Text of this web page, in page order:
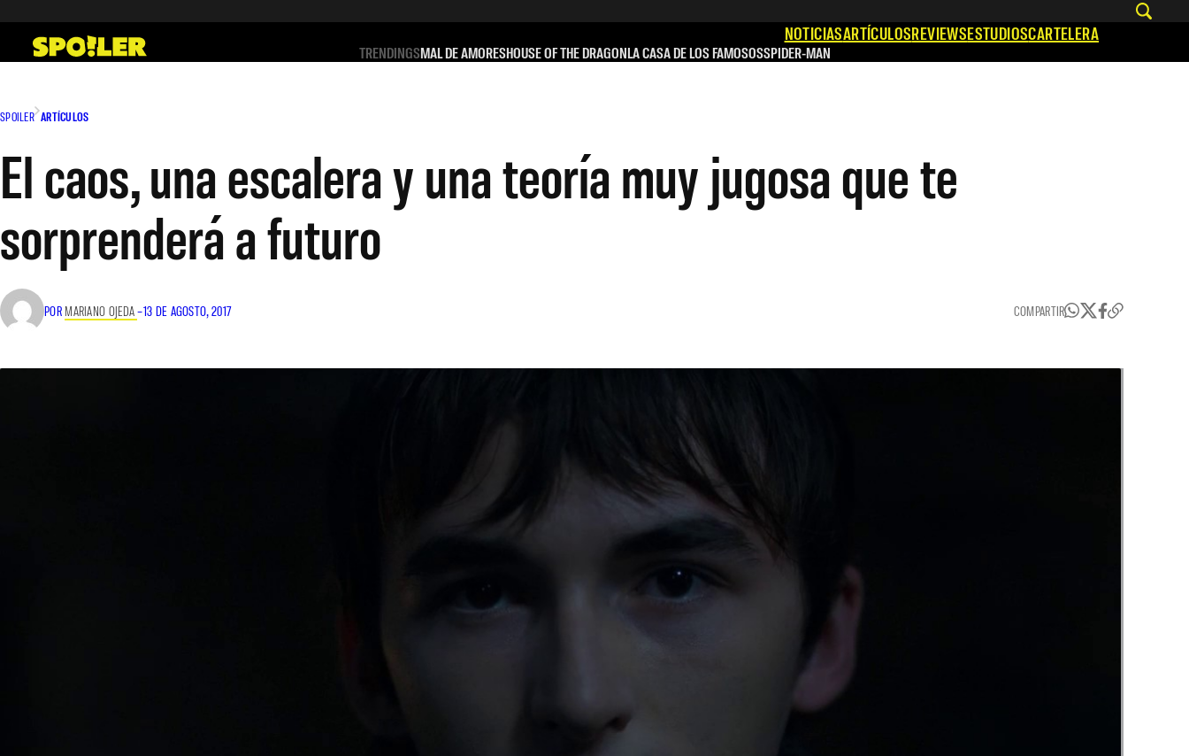
contenido
NOTICIASARTÍCULOSREVIEWSESTUDIOSCARTELERA
TRENDINGSMAL DE AMORESHOUSE OF THE DRAGONLA CASA DE LOS FAMOSOSSPIDER-MAN
SPOILER ARTÍCULOS
El caos, una escalera y una teoría muy jugosa que te
sorprenderá a futuro
POR MARIANO OJEDA–13 DE AGOSTO, 2017 COMPARTIR